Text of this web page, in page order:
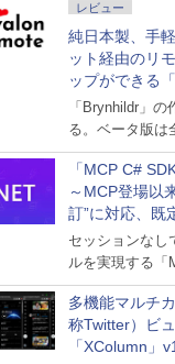
レビュー
純日本製、手
ット経由のリ
ップができる
remote」
「Brynhildr」の
る。ベータ版は
「MCP C#
～MCP登場以
訂”に対応、既
レスへ
セッションなし
ルを実現する「
多機能マルチ
称Twitter）ビ
「XColumn